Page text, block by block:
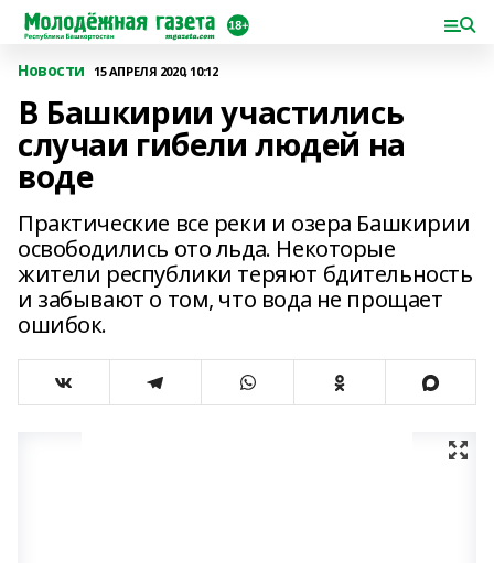
Новости 15 АПРЕЛЯ 2020, 10:12
В Башкирии участились
случаи гибели людей на
воде
Практические все реки и озера Башкирии
освободились ото льда. Некоторые
жители республики теряют бдительность
и забывают о том, что вода не прощает
ошибок.